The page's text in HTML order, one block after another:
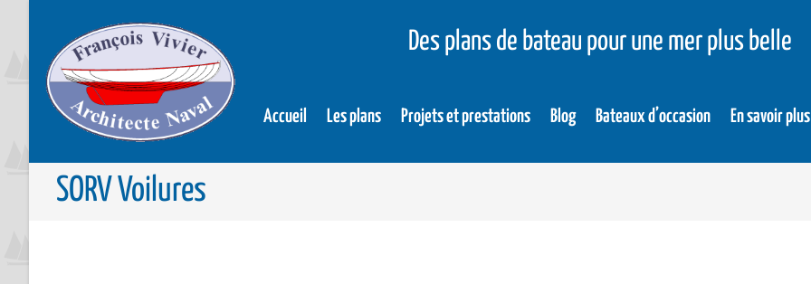
Des plans de bateau pour une mer plus belle
Accueil Les plans Projets et prestations Blog Bateaux d’occasion En savoir plus
SORV Voilures